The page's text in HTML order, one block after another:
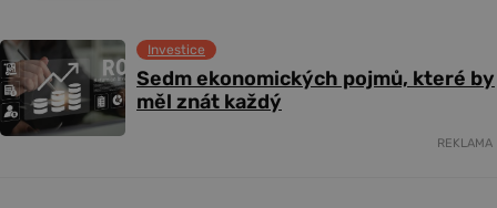
Sedm ekonomických pojmů, které by
měl znát každý
Investice
REKLAMA